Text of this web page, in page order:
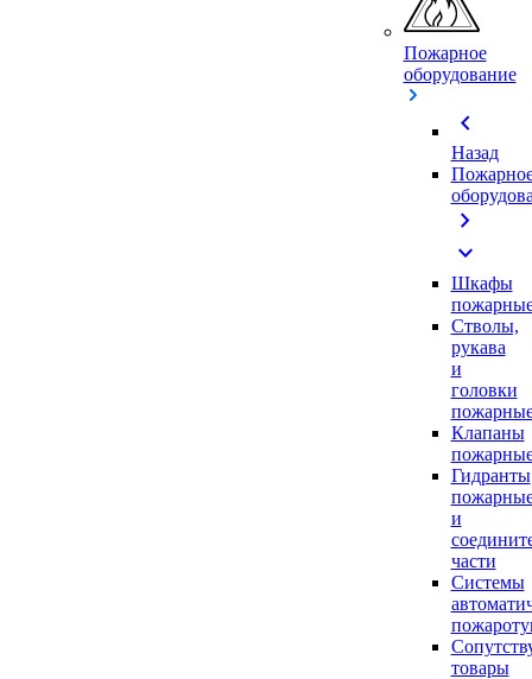
Пожарное
оборудование
chevron_left
Назад
chevron_right
expand_more
Шкафы
Стволы,
рукава
и
головки
Клапаны
Гидранты
и
части
Системы
товары